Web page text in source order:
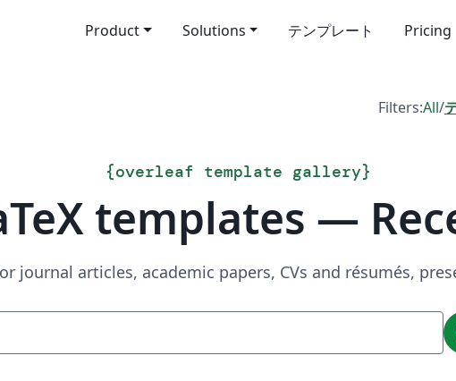
Product Solutions テンプレート Pricing
Filters:All/
{overleaf template gallery}
templates —
journal articles, academic papers, CVs and résumés,